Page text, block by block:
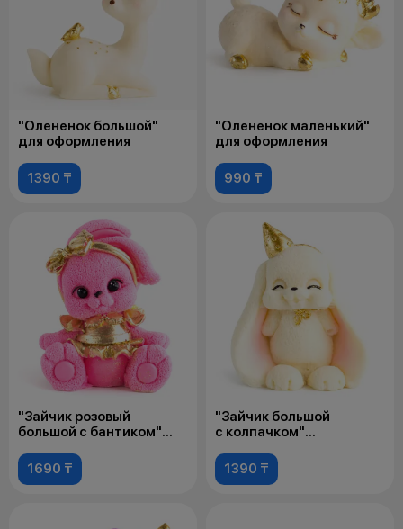
"Олененок большой"
для оформления
1390 ₸
"Олененок маленький"
для оформления
990 ₸
"Зайчик розовый
большой с бантиком"
1690 ₸
"Зайчик большой
с колпачком"
1390 ₸